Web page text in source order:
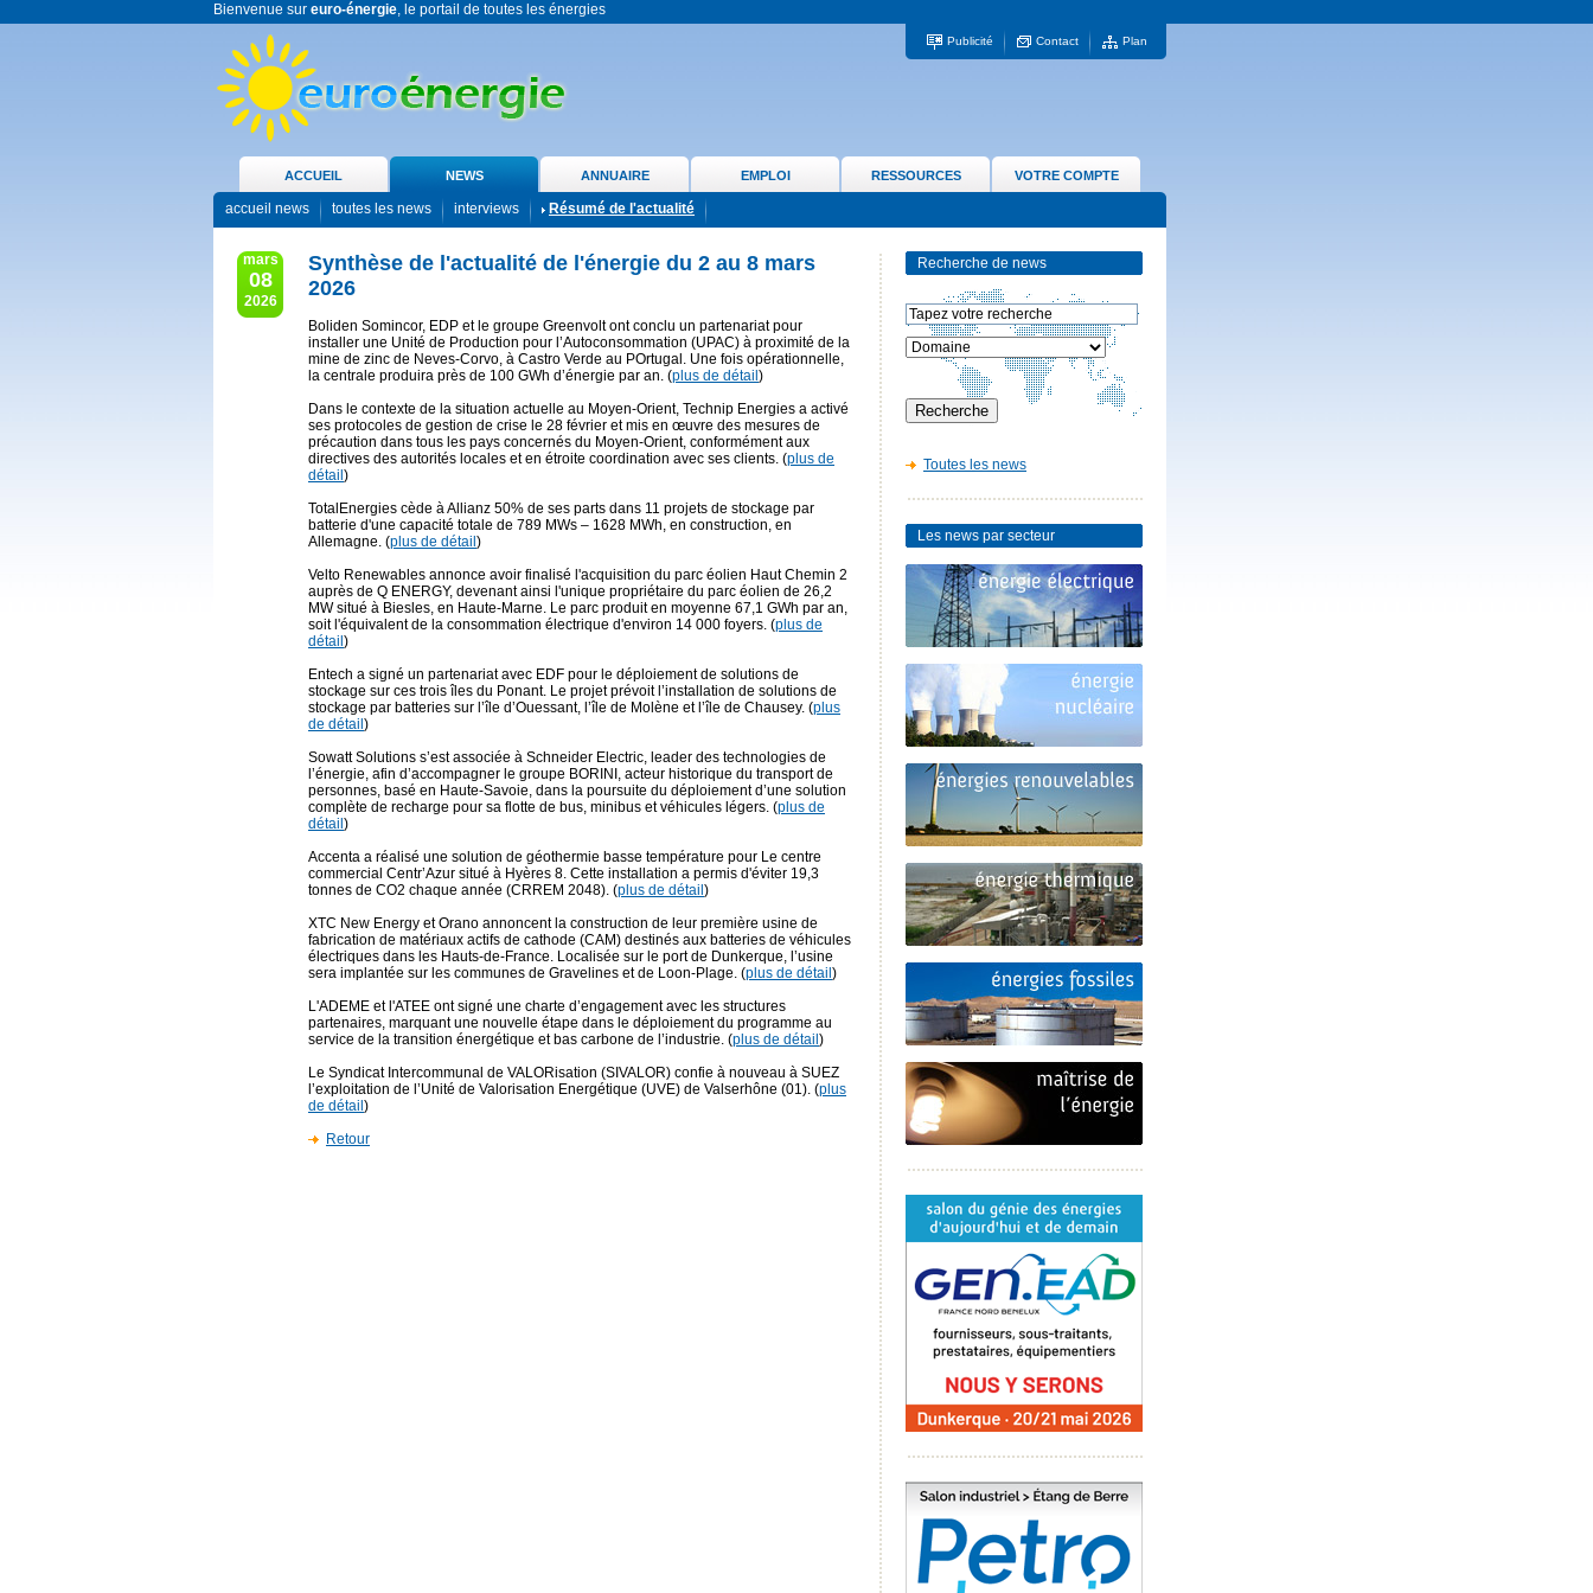
Bienvenue sur euro-énergie, le portail de toutes les énergies
Publicité Contact Plan
ACCUEIL NEWS ANNUAIRE EMPLOI RESSOURCES VOTRE COMPTE
accueil news toutes les news interviews Résumé de l'actualité
mars
08
2026
Synthèse de l'actualité de l'énergie du 2 au 8 mars
2026
Boliden Somincor, EDP et le groupe Greenvolt ont conclu un partenariat pour
installer une Unité de Production pour l’Autoconsommation (UPAC) à proximité de la
mine de zinc de Neves-Corvo, à Castro Verde au POrtugal. Une fois opérationnelle,
la centrale produira près de 100 GWh d’énergie par an. (plus de détail )
Dans le contexte de la situation actuelle au Moyen-Orient, Technip Energies a activé
ses protocoles de gestion de crise le 28 février et mis en œuvre des mesures de
précaution dans tous les pays concernés du Moyen-Orient, conformément aux
directives des autorités locales et en étroite coordination avec ses clients. (plus de
détail )
TotalEnergies cède à Allianz 50% de ses parts dans 11 projets de stockage par
batterie d'une capacité totale de 789 MWs – 1628 MWh, en construction, en
Allemagne. (plus de détail )
Velto Renewables annonce avoir finalisé l'acquisition du parc éolien Haut Chemin 2
auprès de Q ENERGY, devenant ainsi l'unique propriétaire du parc éolien de 26,2
MW situé à Biesles, en Haute-Marne. Le parc produit en moyenne 67,1 GWh par an,
soit l'équivalent de la consommation électrique d'environ 14 000 foyers. (plus de
détail )
Entech a signé un partenariat avec EDF pour le déploiement de solutions de
stockage sur ces trois îles du Ponant. Le projet prévoit l’installation de solutions de
stockage par batteries sur l’île d’Ouessant, l’île de Molène et l’île de Chausey. (plus
de détail )
Sowatt Solutions s’est associée à Schneider Electric, leader des technologies de
l’énergie, afin d’accompagner le groupe BORINI, acteur historique du transport de
personnes, basé en Haute-Savoie, dans la poursuite du déploiement d’une solution
complète de recharge pour sa flotte de bus, minibus et véhicules légers. (plus de
détail )
Accenta a réalisé une solution de géothermie basse température pour Le centre
commercial Centr’Azur situé à Hyères 8. Cette installation a permis d'éviter 19,3
tonnes de CO2 chaque année (CRREM 2048). (plus de détail )
XTC New Energy et Orano annoncent la construction de leur première usine de
fabrication de matériaux actifs de cathode (CAM) destinés aux batteries de véhicules
électriques dans les Hauts-de-France. Localisée sur le port de Dunkerque, l’usine
sera implantée sur les communes de Gravelines et de Loon-Plage. (plus de détail )
L'ADEME et l'ATEE ont signé une charte d’engagement avec les structures
partenaires, marquant une nouvelle étape dans le déploiement du programme au
service de la transition énergétique et bas carbone de l’industrie. (plus de détail )
Le Syndicat Intercommunal de VALORisation (SIVALOR) confie à nouveau à SUEZ
l’exploitation de l’Unité de Valorisation Energétique (UVE) de Valserhône (01). (plus
de détail )
Retour
Recherche de news
Toutes les news
Les news par secteur